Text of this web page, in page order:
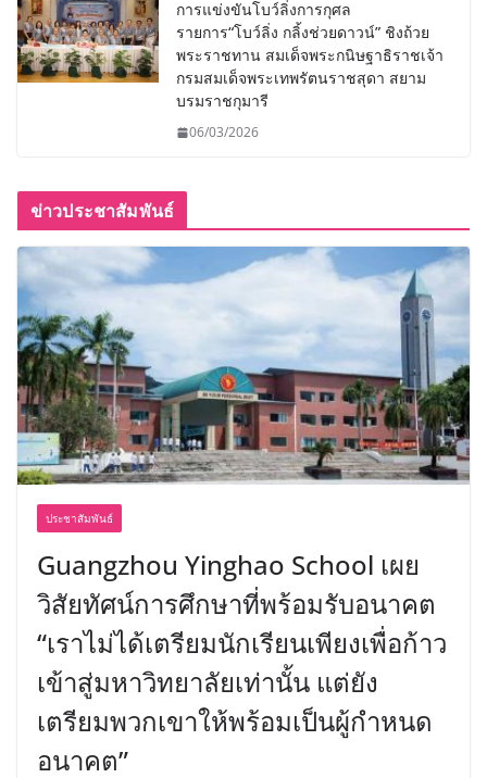
การแข่งขันโบว์ลิ่งการกุศล
รายการ“โบว์ลิ่ง กลิ้งช่วยดาวน์” ชิงถ้วย
พระราชทาน สมเด็จพระกนิษฐาธิราชเจ้า
กรมสมเด็จพระเทพรัตนราชสุดา สยาม
บรมราชกุมารี
06/03/2026
ข่าวประชาสัมพันธ์
ประชาสัมพันธ์
Guangzhou Yinghao School เผย
วิสัยทัศน์การศึกษาที่พร้อมรับอนาคต
“เราไม่ได้เตรียมนักเรียนเพียงเพื่อก้าว
เข้าสู่มหาวิทยาลัยเท่านั้น แต่ยัง
เตรียมพวกเขาให้พร้อมเป็นผู้กำหนด
อนาคต”